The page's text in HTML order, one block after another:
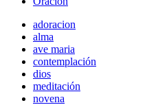
adoracion
alma
ave maria
contemplación
dios
meditación
novena